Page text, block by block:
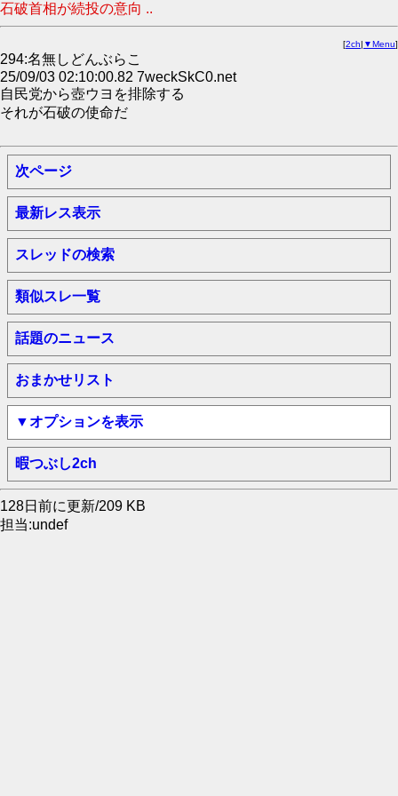
石破首相が続投の意向 ..
[2ch| ▼Menu]
294:名無しどんぶらこ
25/09/03 02:10:00.82 7weckSkC0.net
自民党から壺ウヨを排除する
それが石破の使命だ
次ページ
最新レス表示
スレッドの検索
類似スレ一覧
話題のニュース
おまかせリスト
▼オプションを表示
暇つぶし2ch
128日前に更新/209 KB
担当:undef